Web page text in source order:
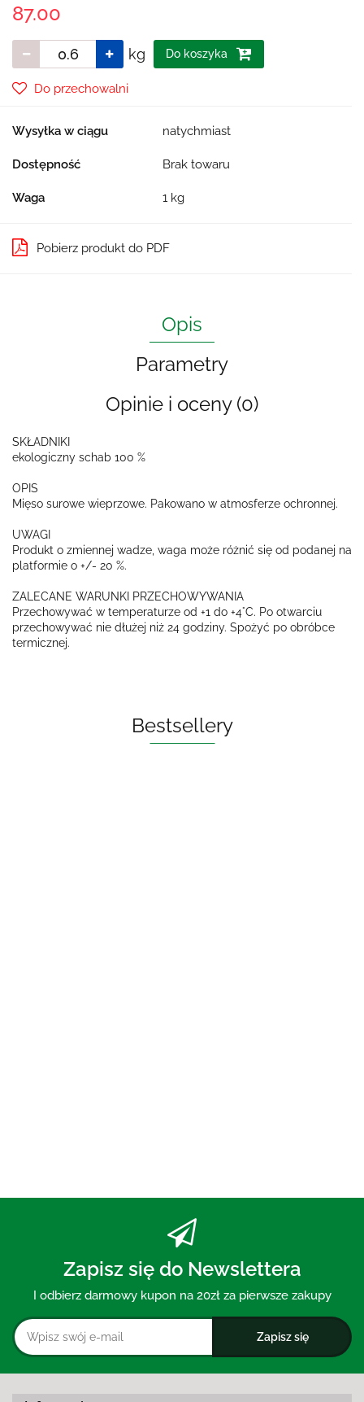
87.00
kg Do koszyka
Do przechowalni
Wysyłka w ciągu natychmiast
Dostępność Brak towaru
Waga 1 kg
Pobierz produkt do PDF
Opis
Parametry
Opinie i oceny (0)
SKŁADNIKI
ekologiczny schab 100 %
OPIS
Mięso surowe wieprzowe. Pakowano w atmosferze ochronnej.
UWAGI
Produkt o zmiennej wadze, waga może różnić się od podanej na
platformie o +/- 20 %.
ZALECANE WARUNKI PRZECHOWYWANIA
Przechowywać w temperaturze od +1 do +4°C. Po otwarciu
przechowywać nie dłużej niż 24 godziny. Spożyć po obróbce
termicznej.
Bestsellery
Zapisz się do Newslettera
I odbierz darmowy kupon na 20zł za pierwsze zakupy